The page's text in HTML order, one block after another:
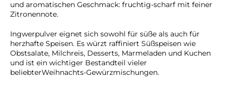
und aromatischen Geschmack: fruchtig-scharf mit feiner
Zitronennote.
Ingwerpulver eignet sich sowohl für süße als auch für
herzhafte Speisen. Es würzt raffiniert Süßspeisen wie
Obstsalate, Milchreis, Desserts, Marmeladen und Kuchen
und ist ein wichtiger Bestandteil vieler
beliebterWeihnachts-Gewürzmischungen.